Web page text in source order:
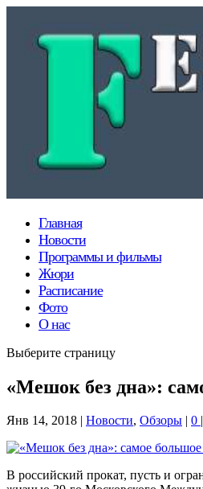
Главная
Новости
Программы и фильмы
Жюри
Расписание
Фото
О нас
Выберите страницу
«Мешок без дна»:
Янв 14, 2018 Новости, Обзоры 0
В российский прокат, пусть и